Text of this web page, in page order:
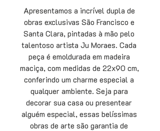
Apresentamos a incrível dupla de
obras exclusivas São Francisco e
Santa Clara, pintadas à mão pelo
talentoso artista Ju Moraes. Cada
peça é emoldurada em madeira
maciça, com medidas de 22x90 cm,
conferindo um charme especial a
qualquer ambiente. Seja para
decorar sua casa ou presentear
alguém especial, essas belíssimas
obras de arte são garantia de